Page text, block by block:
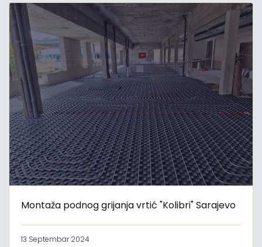
Montaža podnog grijanja vrtić "Kolibri" Sarajevo
13 Septembar 2024